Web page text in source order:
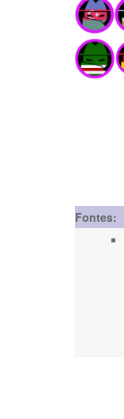
Fontes: